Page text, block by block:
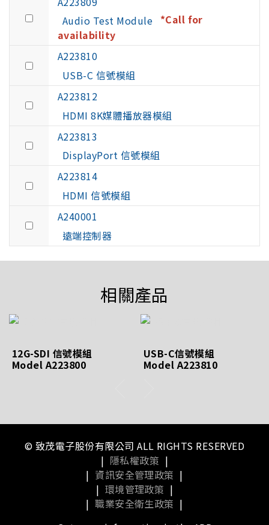
Audio Test Module *Call for
availability
A223810
USB-C 信號模組
A223812
HDMI 8K媒體播放器模組
A223813
DisplayPort 信號模組
A223814
HDMI 信號模組
A240001
遠端控制器
相關產品
12G-SDI 信號模組
Model A223800
USB-C信號模組
Model A223810
© 致茂電子股份有限公司 ALL RIGHTS RESERVED
| 隱私權政策 |
| 資訊安全管理政策 |
| 環境管理政策 |
| 職業安全衛生政策 |